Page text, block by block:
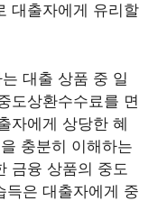
대출자에게 유리할
대출 상품 중 일
도상환수수료를 면
자에게 상당한 혜
충분히 이해하는
금융 상품의 중도
득은 대출자에게 중